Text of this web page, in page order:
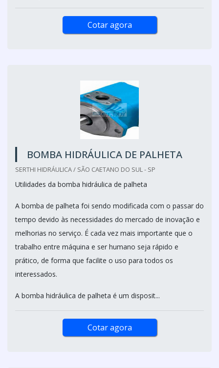
Cotar agora
BOMBA HIDRÁULICA DE PALHETA
SERTHI HIDRÁULICA / SÃO CAETANO DO SUL - SP
Utilidades da bomba hidráulica de palheta
A bomba de palheta foi sendo modificada com o passar do
tempo devido às necessidades do mercado de inovação e
melhorias no serviço. É cada vez mais importante que o
trabalho entre máquina e ser humano seja rápido e
prático, de forma que facilite o uso para todos os
interessados.
A bomba hidráulica de palheta é um disposit...
Cotar agora